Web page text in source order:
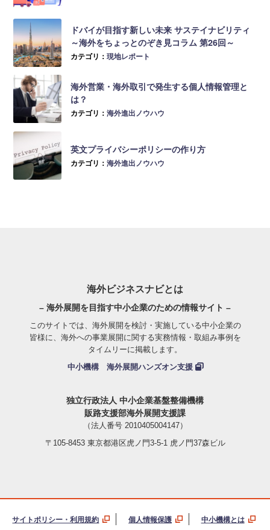
ドバイが目指す新しい未来 サステイナビリティ
～海外をちょっとのぞき見コラム 第26回～
カテゴリ：現地レポート
海外営業・海外取引で発生する個人情報管理と
は？
カテゴリ：海外進出ノウハウ
英文プライバシーポリシーの作り方
カテゴリ：海外進出ノウハウ
海外ビジネスナビとは
– 海外展開を目指す中小企業のための情報サイト –
このサイトでは、海外展開を検討・実施している中小企業の
皆様に、海外への事業展開に関する実務情報・取組み事例を
タイムリーに掲載します。
中小機構 海外展開ハンズオン支援
独立行政法人 中小企業基盤整備機構
販路支援部海外展開支援課
（法人番号 2010405004147）
〒105-8453 東京都港区虎ノ門3-5-1 虎ノ門37森ビル
サイトポリシー・利用規約 個人情報保護 中小機構とは